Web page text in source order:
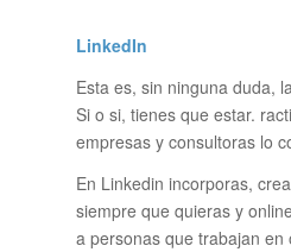
LinkedIn
Esta es, sin ninguna duda,
Si o si, tienes que estar.
empresas y consultoras lo
En Linkedin incorporas,
siempre que quieras y
a personas que trabajan